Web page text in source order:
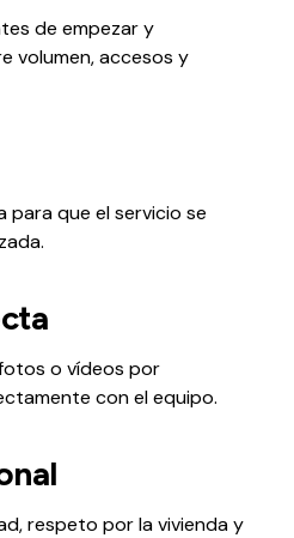
de empezar y
volumen, accesos y
para que el servicio se
o vídeos por
con el equipo.
respeto por la vivienda y